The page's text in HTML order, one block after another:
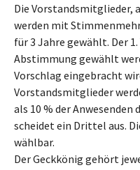
Die Vorstandsmitglieder,
werden mit
für 3 Jahre gewählt. Der
Abstimmung gewählt
Vorschlag eingebracht
Vorstandsmitglieder
als 10 % der Anwesenden
scheidet ein Drittel aus.
wählbar.
Der Geckkönig gehört